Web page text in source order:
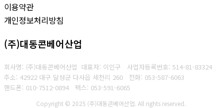
이용약관
개인정보처리방침
(주)대동콘베어산업
회사명: (주)대동콘베어산업 대표자: 이인구 사업자등록번호: 514-81-83324
주소: 42922 대구 달성군 다사읍 세천리 260 전화: 053-587-6063
핸드폰: 010-7512-0894
팩스: 053-591-6065
Copyright © 2025 (주)대동콘베어산업. All rights reserved.